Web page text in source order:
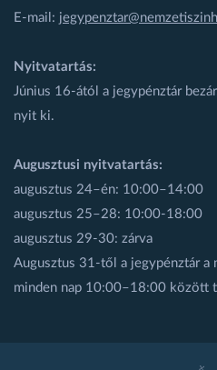
E-mail:
Nyitvatartás:
Június 16-ától a jegypénztár
nyit ki.
Augusztusi nyitvatartás:
augusztus 24–én: 10:00–14:00
augusztus 25–28: 10:00-18:00
augusztus 29-30: zárva
Augusztus 31-től a jegypénztár a
minden nap 10:00–18:00 között